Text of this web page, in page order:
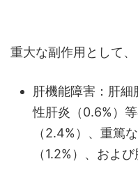
重大な副作用として、
肝機能障害：肝
性肝炎（0.6%）
（2.4%）、重篤
（1.2%）、およ